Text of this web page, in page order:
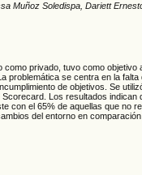
Muñoz Soledispa, Dariett
privado, tuvo como
problemática se centra en la
de objetivos. Se
Los resultados
con el 65% de aquellas que no
del entorno en